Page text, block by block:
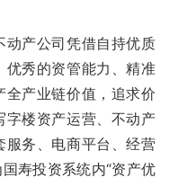
产公司凭借自持优质
优秀的资管能力、精准
产业链价值，追求价
字楼资产运营、不动产
服务、电商平台、经营
寿投资系统内“资产优